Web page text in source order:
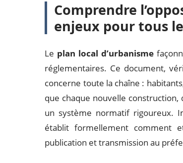
Comprendre
enjeux pour tous
Le plan local d’urbanisme
réglementaires. Ce document,
concerne toute la chaîne :
que chaque nouvelle
un système normatif rigoureux.
établit formellement comment
publication et transmission au